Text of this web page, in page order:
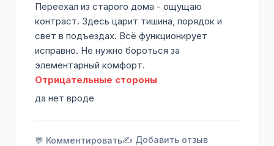
Переехал из старого дома - ощущаю
контраст. Здесь царит тишина, порядок и
свет в подъездах. Всё функционирует
исправно. Не нужно бороться за
элементарный комфорт.
Отрицательные стороны
да нет вроде
💬 Комментировать✍️ Добавить отзыв